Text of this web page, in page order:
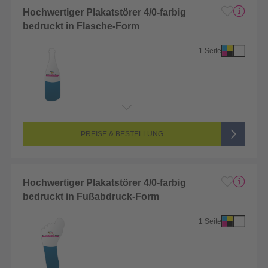
Hochwertiger Plakatstörer 4/0-farbig
bedruckt in Flasche-Form
1 Seite
Seitenanzahl: 1-seitig (Vorderseite bedruckt, Rückseite unbedruckt)
4/0-farbig CMYK (vollfarbig bedruckt)
PREISE & BESTELLUNG
Hochwertiger Plakatstörer 4/0-farbig
bedruckt in Fußabdruck-Form
1 Seite